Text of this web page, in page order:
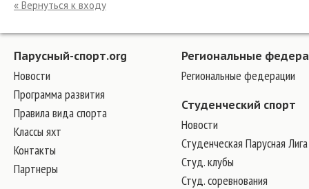
« Вернуться к входу
Парусный-спорт.org
Новости
Программа развития
Правила вида спорта
Классы яхт
Контакты
Партнеры
Региональные
Региональные федерации
Студенческий спорт
Новости
Студенческая Парусная Лига
Студ. клубы
Студ. соревнования